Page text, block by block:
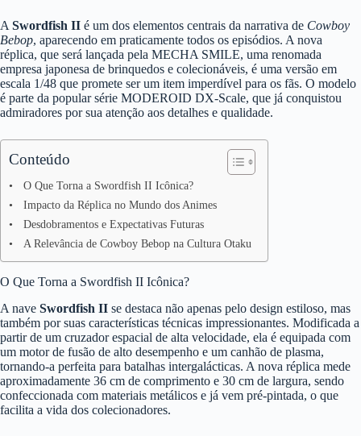
A Swordfish II é um dos elementos centrais da narrativa de Cowboy
Bebop, aparecendo em praticamente todos os episódios. A nova
réplica, que será lançada pela MECHA SMILE, uma renomada
empresa japonesa de brinquedos e colecionáveis, é uma versão em
escala 1/48 que promete ser um item imperdível para os fãs. O modelo
é parte da popular série MODEROID DX-Scale, que já conquistou
admiradores por sua atenção aos detalhes e qualidade.
Conteúdo
O Que Torna a Swordfish II Icônica?
Impacto da Réplica no Mundo dos Animes
Desdobramentos e Expectativas Futuras
A Relevância de Cowboy Bebop na Cultura Otaku
O Que Torna a Swordfish II Icônica?
A nave Swordfish II se destaca não apenas pelo design estiloso, mas
também por suas características técnicas impressionantes. Modificada a
partir de um cruzador espacial de alta velocidade, ela é equipada com
um motor de fusão de alto desempenho e um canhão de plasma,
tornando-a perfeita para batalhas intergalácticas. A nova réplica mede
aproximadamente 36 cm de comprimento e 30 cm de largura, sendo
confeccionada com materiais metálicos e já vem pré-pintada, o que
facilita a vida dos colecionadores.